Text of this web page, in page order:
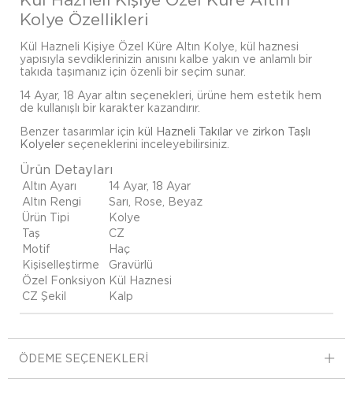
Kolye Özellikleri
Kül Hazneli Kişiye Özel Küre Altın Kolye, kül haznesi
yapısıyla sevdiklerinizin anısını kalbe yakın ve anlamlı bir
takıda taşımanız için özenli bir seçim sunar.
14 Ayar, 18 Ayar altın seçenekleri, ürüne hem estetik hem
de kullanışlı bir karakter kazandırır.
Benzer tasarımlar için kül Hazneli Takılar ve zirkon Taşlı
Kolyeler seçeneklerini inceleyebilirsiniz.
Ürün Detayları
Altın Ayarı
14 Ayar, 18 Ayar
Altın Rengi
Sarı, Rose, Beyaz
Ürün Tipi
Kolye
Taş
CZ
Motif
Haç
Kişiselleştirme
Gravürlü
Özel Fonksiyon Kül Haznesi
CZ Şekil
Kalp
ÖDEME SEÇENEKLERI